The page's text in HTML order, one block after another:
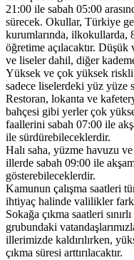
21:00 ile sabah 05:00
sürecek. Okullar, Türkiye
kurumlarında, ilkokullarda,
öğretime açılacaktır.
ve liseler dahil, diğer
Yüksek ve çok yüksek riskli
sadece liselerdeki yüz yüze
Restoran, lokanta ve
bahçesi gibi yerler çok
faallerini sabah 07:00 ile
ile sürdürebileceklerdir.
Halı saha, yüzme havuzu
illerde sabah 09:00 ile
gösterebileceklerdir.
Kamunun çalışma saatleri
ihtiyaç halinde valilikler
Sokağa çıkma saatleri
grubundaki
illerimizde kaldırılırken,
çıkma süresi arttırılacaktır.